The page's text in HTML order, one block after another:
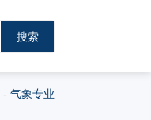
- 气象专业